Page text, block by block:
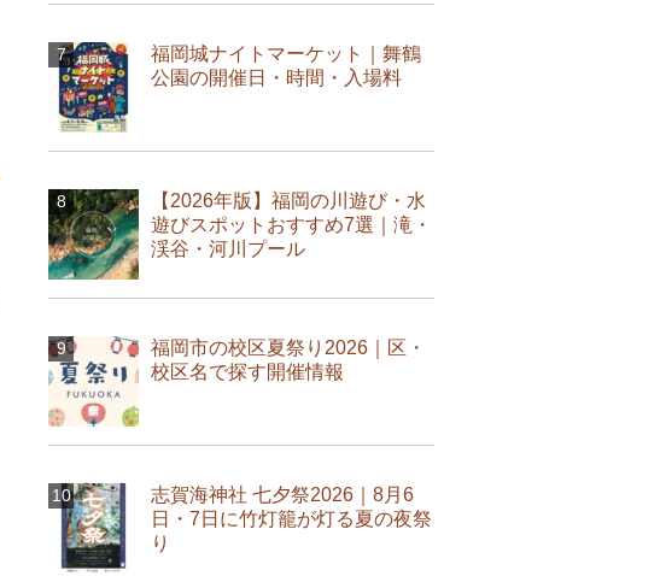
福岡城ナイトマーケット｜舞鶴
公園の開催日・時間・入場料
【2026年版】福岡の川遊び・水
遊びスポットおすすめ7選｜滝・
渓谷・河川プール
福岡市の校区夏祭り2026｜区・
校区名で探す開催情報
志賀海神社 七夕祭2026｜8月6
日・7日に竹灯籠が灯る夏の夜祭
り